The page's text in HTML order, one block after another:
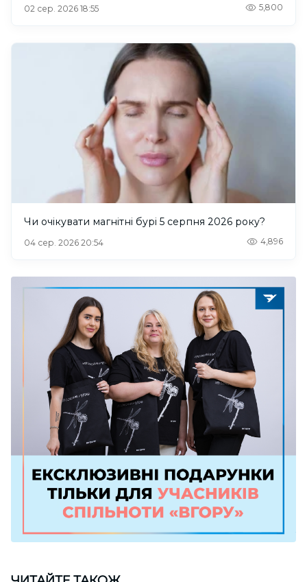
02 сер. 2026 18:55 5,800
Чи очікувати магнітні бурі 5 серпня 2026 року?
04 сер. 2026 20:54 4,896